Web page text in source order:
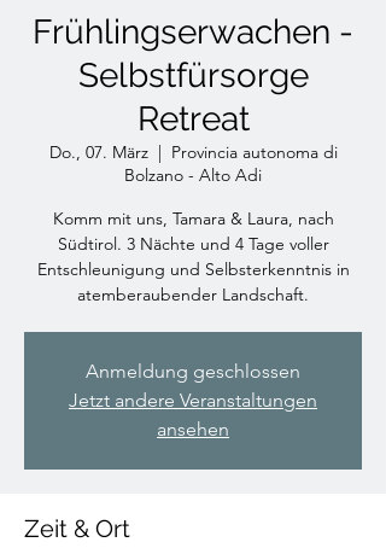
Frühlingserwachen -
Selbstfürsorge
Retreat
Do., 07. März
  |
Provincia autonoma di
Bolzano - Alto Adi
Komm mit uns, Tamara & Laura, nach
Südtirol. 3 Nächte und 4 Tage voller
Entschleunigung und Selbsterkenntnis in
atemberaubender Landschaft.
Anmeldung geschlossen
Jetzt andere Veranstaltungen
ansehen
Zeit & Ort